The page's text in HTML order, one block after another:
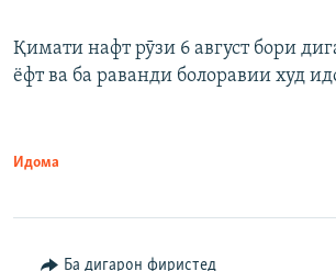
Қимати нафт рӯзи 6 август бори
ёфт ва ба раванди болоравии худ
Идома
Ба дигарон фиристед